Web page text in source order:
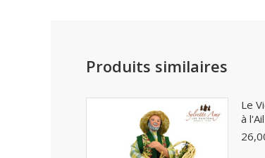
Produits similaires
Le
à l'Ail